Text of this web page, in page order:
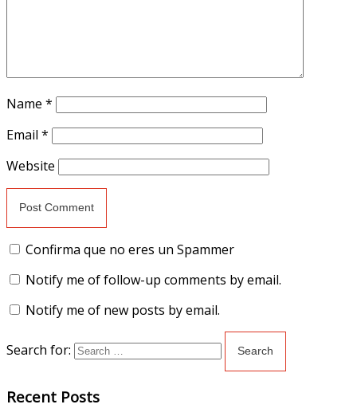
Name *
Email *
Website
Confirma que no eres un Spammer
Notify me of follow-up comments by email.
Notify me of new posts by email.
Search for:
Recent Posts